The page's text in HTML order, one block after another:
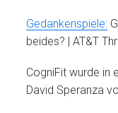
Gedankenspiele:
beides? | AT&T
CogniFit wurde in
David Speranza